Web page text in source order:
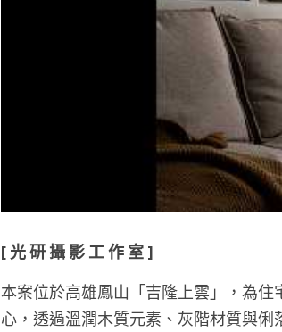
[ 光 研 攝 影 工 作 室 ]
本案位於高雄鳳山「吉隆上雲」，為
心，透過溫潤木質元素、灰階材質與